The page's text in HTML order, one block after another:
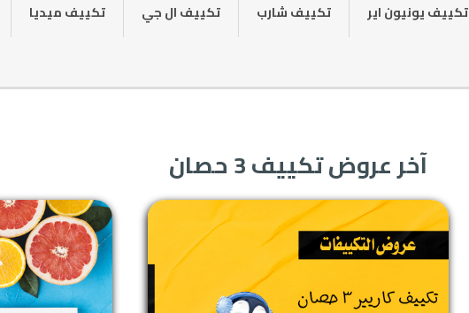
تكييف يونيون اير تكييف شارب تكييف ال جي تكييف ميديا
آخر عروض تكييف 3 حصان